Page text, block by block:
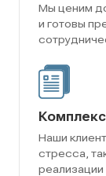
Мы ценим
и готовы
Наши
стресса,
реализации